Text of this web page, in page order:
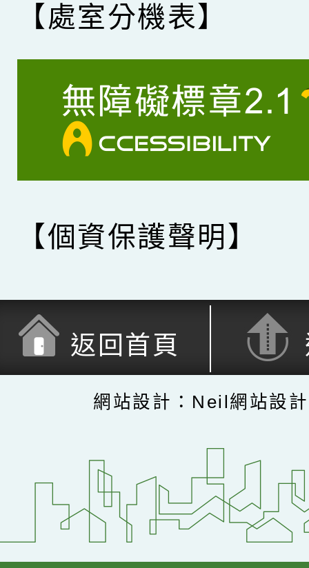
【處室分機表】
【個資保護聲明】
返回首頁
網站設計：Neil網站設